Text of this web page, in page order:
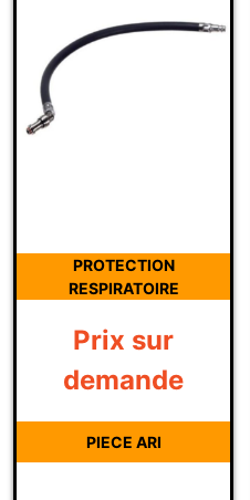
PROTECTION
RESPIRATOIRE
Prix sur
demande
PIECE ARI